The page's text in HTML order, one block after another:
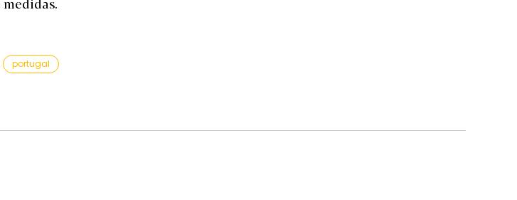
portugal